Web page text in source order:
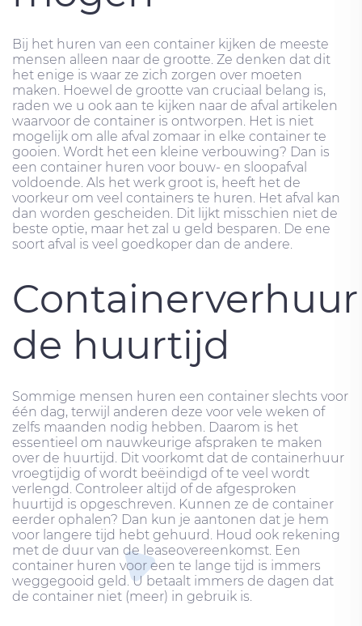
Bij het huren van een container kijken de meeste
mensen alleen naar de grootte. Ze denken dat dit
het enige is waar ze zich zorgen over moeten
maken. Hoewel de grootte van cruciaal belang is,
raden we u ook aan te kijken naar de afval artikelen
waarvoor de container is ontworpen. Het is niet
mogelijk om alle afval zomaar in elke container te
gooien. Wordt het een kleine verbouwing? Dan is
een container huren voor bouw- en sloopafval
voldoende. Als het werk groot is, heeft het de
voorkeur om veel containers te huren. Het afval kan
dan worden gescheiden. Dit lijkt misschien niet de
beste optie, maar het zal u geld besparen. De ene
soort afval is veel goedkoper dan de andere.
Containerverhuur
de huurtijd
Sommige mensen huren een container slechts voor
één dag, terwijl anderen deze voor vele weken of
zelfs maanden nodig hebben. Daarom is het
essentieel om nauwkeurige afspraken te maken
over de huurtijd. Dit voorkomt dat de containerhuur
vroegtijdig of wordt beëindigd of te veel wordt
verlengd. Controleer altijd of de afgesproken
huurtijd is opgeschreven. Kunnen ze de container
eerder ophalen? Dan kun je aantonen dat je hem
voor langere tijd hebt gehuurd. Houd ook rekening
met de duur van de leaseovereenkomst. Een
container huren voor een te lange tijd is immers
weggegooid geld. U betaalt immers de dagen dat
de container niet (meer) in gebruik is.